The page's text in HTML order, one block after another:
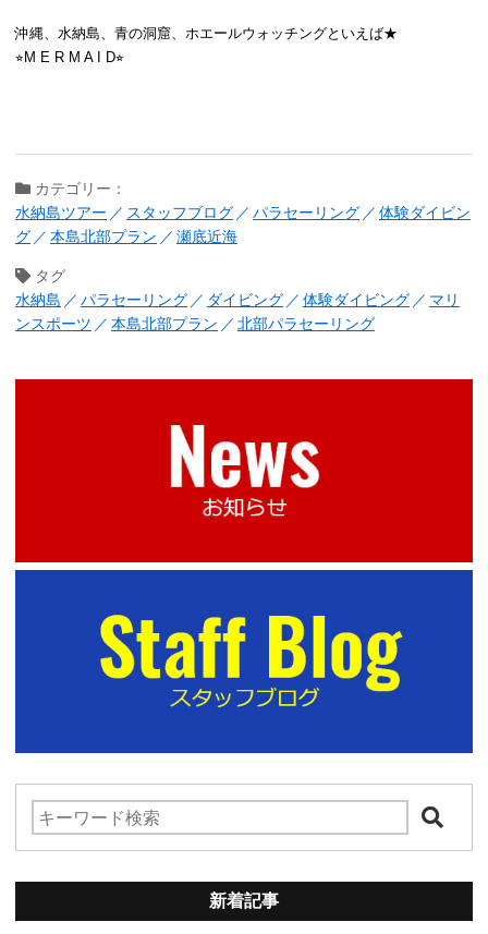
沖縄、水納島、青の洞窟、ホエールウォッチングといえば★
⭐︎M E R M A I D⭐︎
カテゴリー：
水納島ツアー
スタッフブログ パラセーリング
体験ダイビン
グ
本島北部プラン 瀬底近海
タグ
水納島
パラセーリング ダイビング 体験ダイビング
マリ
ンスポーツ
本島北部プラン 北部パラセーリング
新着記事